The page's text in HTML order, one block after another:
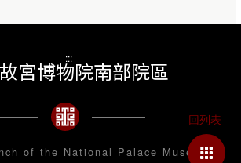
:::
宮博物院南部院區
of the National Palace Museum